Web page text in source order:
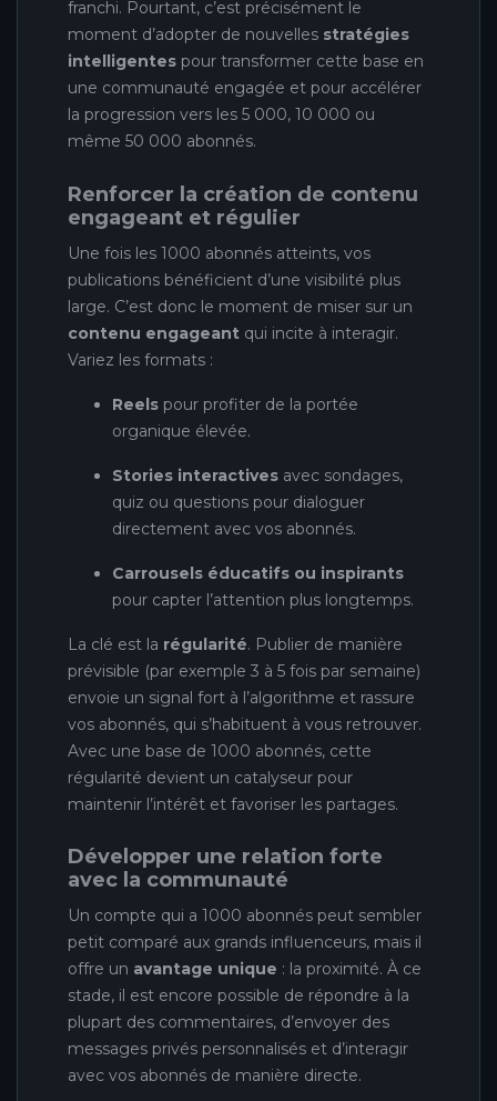
franchi. Pourtant, c’est précisément le
moment d’adopter de nouvelles stratégies
intelligentes pour transformer cette base en
une communauté engagée et pour accélérer
la progression vers les 5 000, 10 000 ou
même 50 000 abonnés.
Renforcer la création de contenu
engageant et régulier
Une fois les 1000 abonnés atteints, vos
publications bénéficient d’une visibilité plus
large. C’est donc le moment de miser sur un
contenu engageant qui incite à interagir.
Variez les formats :
Reels pour profiter de la portée
organique élevée.
Stories interactives avec sondages,
quiz ou questions pour dialoguer
directement avec vos abonnés.
Carrousels éducatifs ou inspirants
pour capter l’attention plus longtemps.
La clé est la régularité. Publier de manière
prévisible (par exemple 3 à 5 fois par semaine)
envoie un signal fort à l’algorithme et rassure
vos abonnés, qui s’habituent à vous retrouver.
Avec une base de 1000 abonnés, cette
régularité devient un catalyseur pour
maintenir l’intérêt et favoriser les partages.
Développer une relation forte
avec la communauté
Un compte qui a 1000 abonnés peut sembler
petit comparé aux grands influenceurs, mais il
offre un avantage unique : la proximité. À ce
stade, il est encore possible de répondre à la
plupart des commentaires, d’envoyer des
messages privés personnalisés et d’interagir
avec vos abonnés de manière directe.